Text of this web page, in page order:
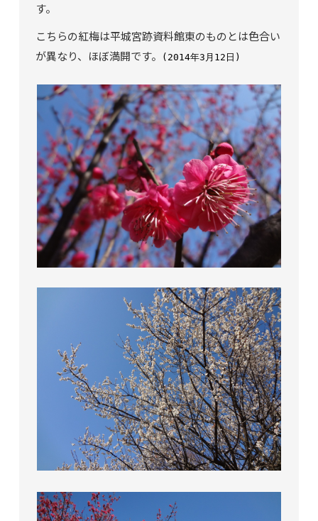
す。
こちらの紅梅は平城宮跡資料館東のものとは色合い
が異なり、ほぼ満開です。
(2014年3月12日)